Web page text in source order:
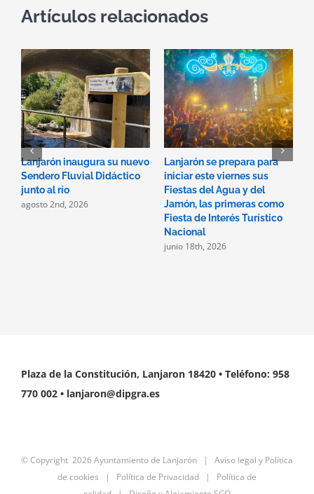
Artículos relacionados
Lanjarón inaugura su nuevo
Sendero Fluvial Didáctico
junto al río
agosto 2nd, 2026
Lanjarón se prepara para
iniciar este viernes sus
Fiestas del Agua y del
Jamón, las primeras como
Fiesta de Interés Turístico
Nacional
junio 18th, 2026
Plaza de la Constitución, Lanjaron 18420 • Teléfono: 958
770 002 • lanjaron@dipgra.es
© Copyright 2026 Ayuntamiento de Lanjarón | Aviso legal y Política
de cookies | Política de Privacidad | Política de